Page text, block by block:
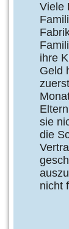
Viele
ihre
Geld
sie
die
nicht